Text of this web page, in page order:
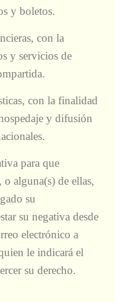
y boletos.
con la
y servicios de
con la finalidad
y difusión
para que
o alguna(s) de ellas,
su
su negativa desde
electrónico a
le indicará el
su derecho.